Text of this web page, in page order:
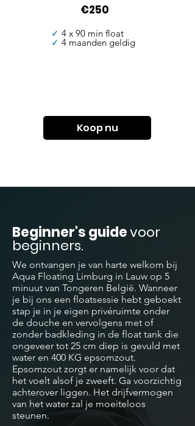
€250
✓ 4 x 90 min float
✓ 4 maanden geldig
Koop nu
Beginner's guidevoor
beginners.
We ontvangen je van harte welkom bij
Aqua Floating Limburg in Lauw op 5
minuut van Tongeren België. Wanneer
je bij ons een floatsessie hebt geboekt
stap je in je eigen privéruimte onder
de douche en vervolgens met of
zonder badkleding in de float tank die
ongeveer tot 25 cm diep is gevuld met
water en 400 KG epsomzout.
Epsomzout zorgt er namelijk voor dat
het voelt alsof je zweeft. Ga voorzichtig
achterover liggen. Het drijfvermogen
van het water zal je moeiteloos
steunen.